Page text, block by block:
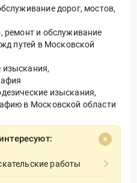
дорог, мостов,
ремонт и обслуживание
путей в Московской
изыскания,
изыскания,
в Московской области
работы